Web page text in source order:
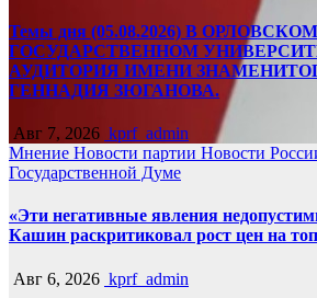
Темы дня (05.08.2026) В ОРЛОВСКОМ
ГОСУДАРСТВЕННОМ
АУДИТОРИЯ ИМЕНИ
ГЕННАДИЯ ЗЮГАНОВА.
Авг 7, 2026 kprf_admin
Мнение Новости партии Новости
Государственной Думе
«Эти негативные явления
Кашин раскритиковал рост цен на
Авг 6, 2026 kprf_admin